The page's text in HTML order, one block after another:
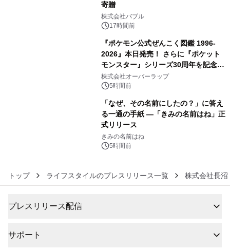
寄贈
株式会社バブル
17時間前
『ポケモン公式ぜんこく図鑑 1996-
2026』本日発売！ さらに『ポケット
モンスター』シリーズ30周年を記念し
た画集『ポケットモンスター ビジュア
ルアートブック』の発売決定！ 2026
株式会社オーバーラップ
5時間前
「なぜ、その名前にしたの？」に答え
る一通の手紙 ―「きみの名前はね」正
式リリース
きみの名前はね
5時間前
トップ ライフスタイルのプレスリリース一覧 株式会社長沼
プレスリリース配信
サポート